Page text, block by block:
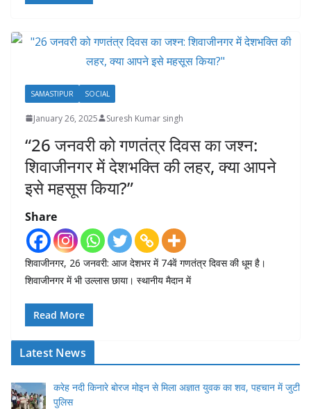
SAMASTIPUR SOCIAL
January 26, 2025 Suresh Kumar singh
“26 जनवरी को गणतंत्र दिवस का जश्न:
शिवाजीनगर में देशभक्ति की लहर, क्या आपने
इसे महसूस किया?”
Share
शिवाजीनगर, 26 जनवरी: आज देशभर में 74वें गणतंत्र दिवस की धूम है।
शिवाजीनगर में भी उल्लास छाया। स्थानीय मैदान में
Read More
Latest News
करेह नदी किनारे बोरज मोइन से मिला अज्ञात युवक का शव, पहचान में जुटी
पुलिस